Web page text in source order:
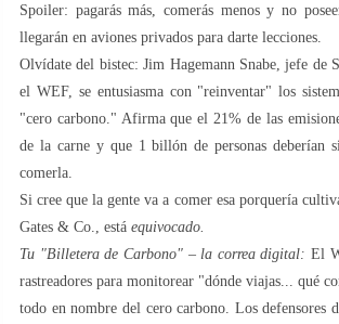
Spoiler: pagarás más, comerás menos y no
llegarán en aviones privados para darte lecciones.
Olvídate del bistec: Jim Hagemann Snabe, jefe de
el WEF, se entusiasma con "reinventar" los
"cero carbono." Afirma que el 21% de las
de la carne y que 1 billón de personas deberían
comerla.
Si cree que la gente va a comer esa porquería
Gates & Co., está equivocado.
Tu "Billetera de Carbono" – la correa digital: El
rastreadores para monitorear "dónde viajas... qué
todo en nombre del cero carbono. Los defensores